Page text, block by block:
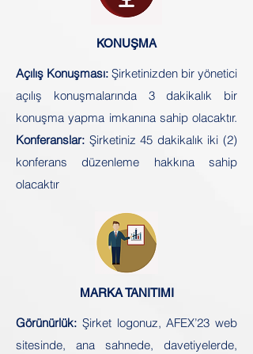
KONUŞMA
Açılış Konuşması: Şirketinizden bir yönetici
açılış konuşmalarında 3 dakikalık bir
konuşma yapma imkanına sahip olacaktır.
Konferanslar: Şirketiniz 45 dakikalık iki (2)
konferans düzenleme hakkına sahip
olacaktır
MARKA TANITIMI
Görünürlük: Şirket logonuz, AFEX’23 web
sitesinde, ana sahnede, davetiyelerde,